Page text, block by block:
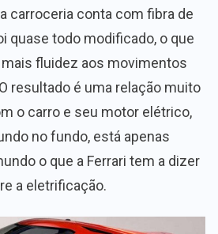
carroceria conta com fibra de
quase todo modificado, o que
fluidez aos movimentos
resultado é uma relação muito
o carro e seu motor elétrico,
no fundo, está apenas
o que a Ferrari tem a dizer
a eletrificação.